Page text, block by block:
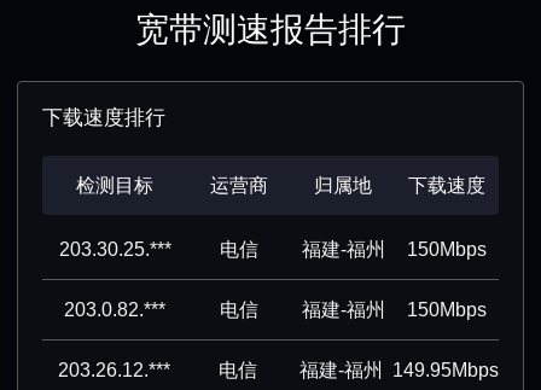
宽带测速报告排行
下载速度排行
检测目标 运营商 归属地 下载速度
203.30.25.*** 电信 福建-福州 150Mbps
203.0.82.*** 电信 福建-福州 150Mbps
203.26.12.*** 电信 福建-福州 149.95Mbps